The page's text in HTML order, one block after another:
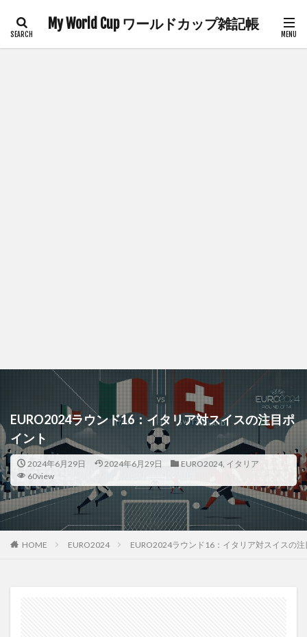
My World Cup ワールドカップ雑記帳
EURO2024ラウンド16：イタリア対スイスの注目ポ
イント
2024年6月29日 2024年6月29日 EURO2024, イタリア
60view
HOME EURO2024 EURO2024ラウンド16：イタリア対スイスの